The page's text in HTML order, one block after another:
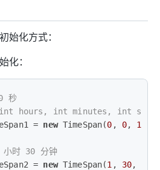
始化方式：
化：
秒
hours, int minutes, int
= new TimeSpan(0 , 0, 10
时 30 分钟
= new TimeSpan(1 , 30,